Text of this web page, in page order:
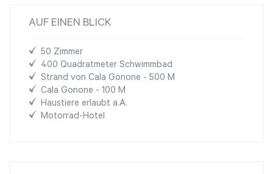
AUF EINEN BLICK
50 Zimmer
400 Quadratmeter Schwimmbad
Strand von Cala Gonone - 500 M
Cala Gonone - 100 M
Haustiere erlaubt a.A.
Motorrad-Hotel